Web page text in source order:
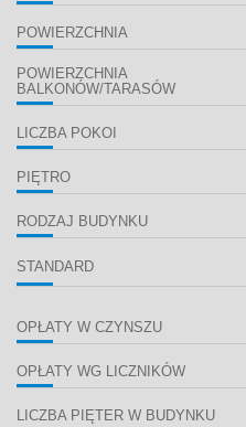
POWIERZCHNIA
POWIERZCHNIA
BALKONÓW/TARASÓW
LICZBA POKOI
PIĘTRO
RODZAJ BUDYNKU
STANDARD
OPŁATY W CZYNSZU
OPŁATY WG LICZNIKÓW
LICZBA PIĘTER W BUDYNKU